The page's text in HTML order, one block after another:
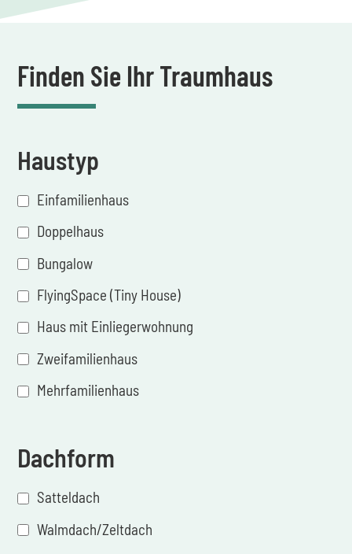
Finden Sie Ihr Traumhaus
Haustyp
Einfamilienhaus
Doppelhaus
Bungalow
FlyingSpace (Tiny House)
Haus mit Einliegerwohnung
Zweifamilienhaus
Mehrfamilienhaus
Dachform
Satteldach
Walmdach/Zeltdach